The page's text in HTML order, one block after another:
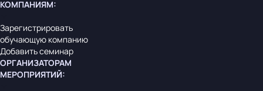
КОМПАНИЯМ:
Зарегистрировать
обучающую компанию
Добавить семинар
ОРГАНИЗАТОРАМ
МЕРОПРИЯТИЙ: